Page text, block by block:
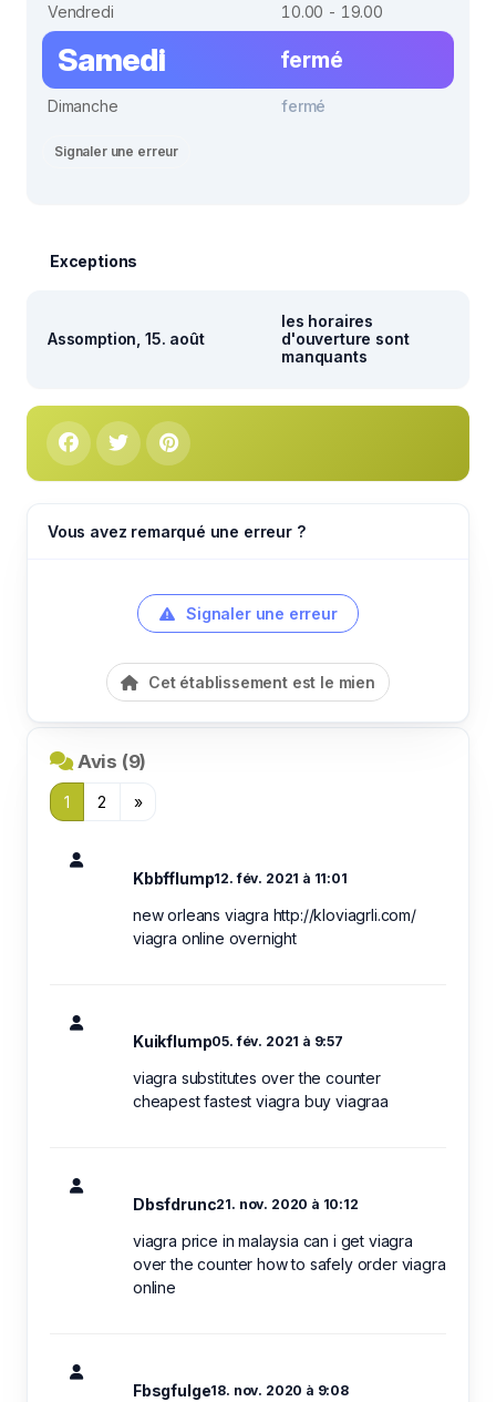
Vendredi
10.00 - 19.00
Samedi fermé
Dimanche fermé
Signaler une erreur
Exceptions
Assomption, 15. août
les horaires
d'ouverture sont
manquants
Vous avez remarqué une erreur ?
Signaler une erreur
Cet établissement est le mien
Avis (9)
1 2 »
Kbbfflump12. fév. 2021 à 11:01
new orleans viagra http://kloviagrli.com/
viagra online overnight
Kuikflump05. fév. 2021 à 9:57
viagra substitutes over the counter
cheapest fastest viagra buy viagraa
Dbsfdrunc21. nov. 2020 à 10:12
viagra price in malaysia can i get viagra
over the counter how to safely order viagra
online
Fbsgfulge18. nov. 2020 à 9:08